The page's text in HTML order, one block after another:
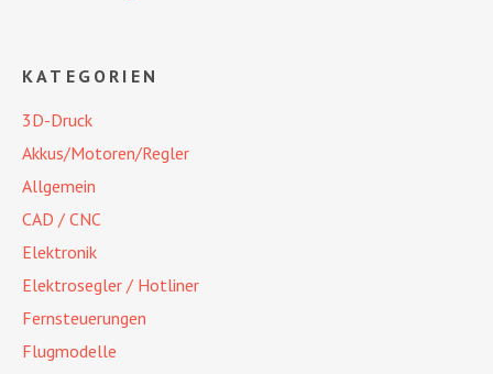
KATEGORIEN
3D-Druck
Akkus/Motoren/Regler
Allgemein
CAD / CNC
Elektronik
Elektrosegler / Hotliner
Fernsteuerungen
Flugmodelle